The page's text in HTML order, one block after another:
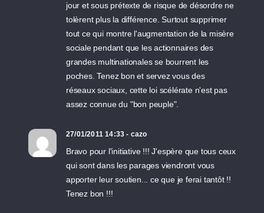
jour et sous prétexte de risque de désordre ne
tolèrent plus la différence. Surtout supprimer
tout ce qui montre l'augmentation de la misère
sociale pendant que les actionnaires des
grandes multinationales se bourrent les
poches. Tenez bon et servez vous des
réseaux sociaux, cette loi scélérate n'est pas
assez connue du "bon peuple".
27/01/2011 14:33 - cazo
Bravo pour l'initiative !!! J'espère que tous ceux
qui sont dans les parages viendront vous
apporter leur soutien... ce que je ferai tantôt !!
Tenez bon !!!